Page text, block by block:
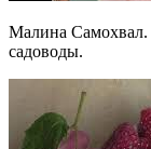
Малина Самохвал.
садоводы.